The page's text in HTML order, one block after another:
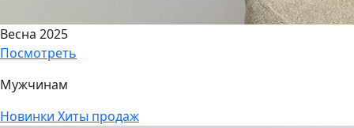
Весна 2025
Посмотреть
Мужчинам
Новинки Хиты продаж